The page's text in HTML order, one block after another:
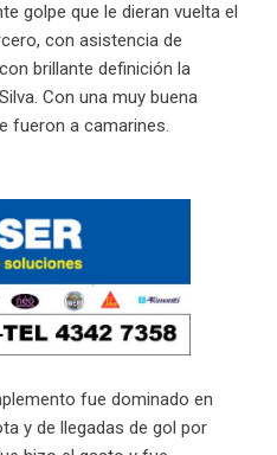
golpe que le dieran vuelta el
con asistencia de
brillante definición la
Con una muy buena
fueron a camarines.
fue dominado en
y de llegadas de gol por